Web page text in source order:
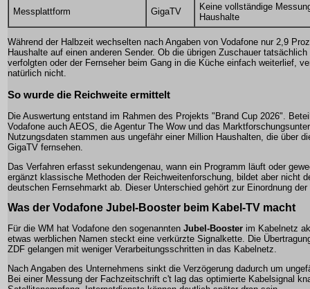
Messplattform GigaTV
Keine vollständige
Haushalte
Während der Halbzeit wechselten nach Angaben von Vodafone nur 2,9
Haushalte auf einen anderen Sender. Ob die übrigen Zuschauer
verfolgten oder der Fernseher beim Gang in die Küche einfach weiterlief,
natürlich nicht.
So wurde die Reichweite ermittelt
Die Auswertung entstand im Rahmen des Projekts "Brand Cup 2026".
Vodafone auch AEOS, die Agentur The Wow und das
Nutzungsdaten stammen aus ungefähr einer Million Haushalten, die über
GigaTV fernsehen.
Das Verfahren erfasst sekundengenau, wann ein Programm läuft oder
ergänzt klassische Methoden der Reichweitenforschung, bildet aber nicht
deutschen Fernsehmarkt ab. Dieser Unterschied gehört zur Einordnung
Was der Vodafone Jubel-Booster beim Kabel-TV macht
Für die WM hat Vodafone den sogenannten Jubel-Booster im Kabelnetz
etwas werblichen Namen steckt eine verkürzte Signalkette. Die
ZDF gelangen mit weniger Verarbeitungsschritten in das Kabelnetz.
Nach Angaben des Unternehmens sinkt die Verzögerung dadurch um
Bei einer Messung der Fachzeitschrift c't lag das optimierte Kabelsignal